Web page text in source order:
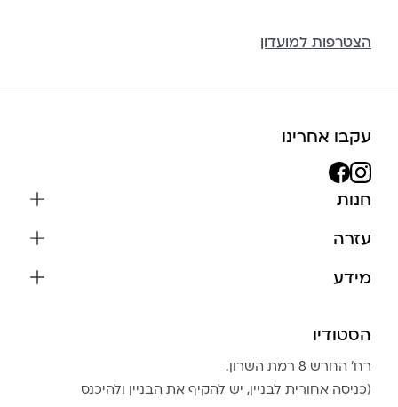
הצטרפות למועדון
עקבו אחרינו
חנות
צמידים
בגדים
אביזרים
גברים
עזרה
מידע
שמירה על התכשיטים
הצהרת נגישות
טבלת מידות טבעות
הסטודיו
רח׳ החרש 8 רמת השרון.
(כניסה אחורית לבניין, יש להקיף את הבניין ולהיכנס